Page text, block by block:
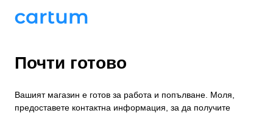
Почти готово
Вашият магазин е готов за работа и попълване. Моля,
предоставете контактна информация, за да получите